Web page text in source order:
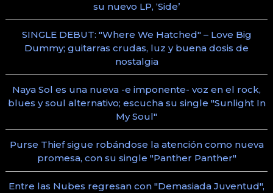
su nuevo LP, ‘Side’
SINGLE DEBUT: "Where We Hatched" – Love Big
Dummy; guitarras crudas, luz y buena dosis de
nostalgia
Naya Sol es una nueva -e imponente- voz en el rock,
blues y soul alternativo; escucha su single "Sunlight In
My Soul"
Purse Thief sigue robándose la atención como nueva
promesa, con su single "Panther Panther"
Entre las Nubes regresan con "Demasiada Juventud",